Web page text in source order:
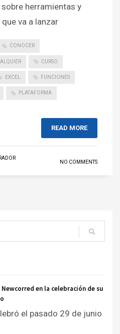
herramientas y
va a lanzar
CONOCER
CURSO
EXCEL FUNCIONES
PLATAFORMA
READ MORE
NO COMMENTS
en la celebración de su
el pasado 29 de junio